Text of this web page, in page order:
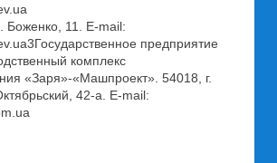
Боженко, 11. E-mail:
предприятие
комплекс
«Заря»-«Машпроект». 54018, г.
42-а. E-mail: